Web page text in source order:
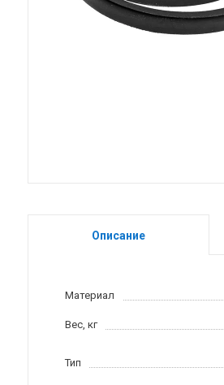
Описание
Материал
Вес, кг
Тип